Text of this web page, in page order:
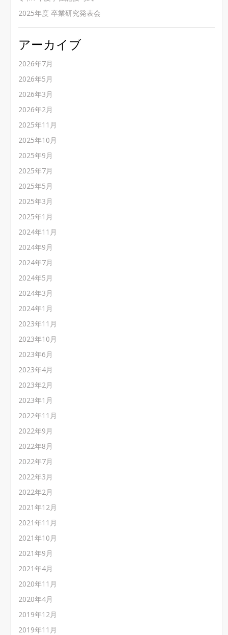
2025年度 卒業研究発表会
アーカイブ
2026年7月
2026年5月
2026年3月
2026年2月
2025年11月
2025年10月
2025年9月
2025年7月
2025年5月
2025年3月
2025年1月
2024年11月
2024年9月
2024年7月
2024年5月
2024年3月
2024年1月
2023年11月
2023年10月
2023年6月
2023年4月
2023年2月
2023年1月
2022年11月
2022年9月
2022年8月
2022年7月
2022年3月
2022年2月
2021年12月
2021年11月
2021年10月
2021年9月
2021年4月
2020年11月
2020年4月
2019年12月
2019年11月